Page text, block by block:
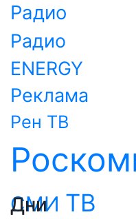
Радио
Радио
ENERGY
Реклама
Рен ТВ
СМИ ТВ
Дни